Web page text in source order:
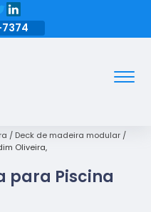
Deck de madeira modular
Oliveira,
para Piscina